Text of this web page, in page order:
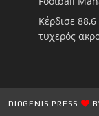
Κέρδισε
τυχερός
DIOGENIS PRESS